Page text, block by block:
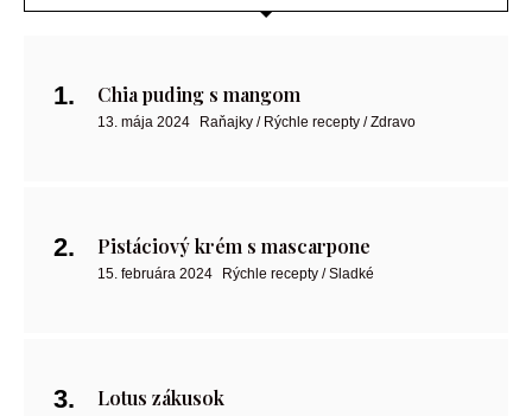
Chia puding s mangom
13. mája 2024 Raňajky / Rýchle recepty / Zdravo
Pistáciový krém s mascarpone
15. februára 2024 Rýchle recepty / Sladké
Lotus zákusok